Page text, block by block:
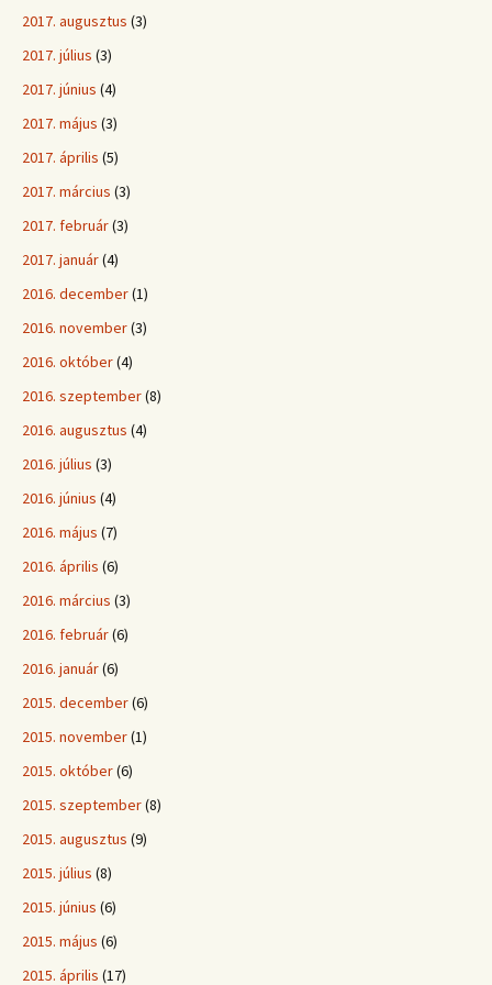
2017. augusztus (3)
2017. július (3)
2017. június (4)
2017. május (3)
2017. április (5)
2017. március (3)
2017. február(3)
2017. január(4)
2016. december(1)
2016. november(3)
2016. október(4)
2016. szeptember(8)
2016. augusztus (4)
2016. július (3)
2016. június (4)
2016. május (7)
2016. április (6)
2016. március (3)
2016. február(6)
2016. január(6)
2015. december(6)
2015. november(1)
2015. október(6)
2015. szeptember(8)
2015. augusztus (9)
2015. július (8)
2015. június (6)
2015. május (6)
2015. április (17)